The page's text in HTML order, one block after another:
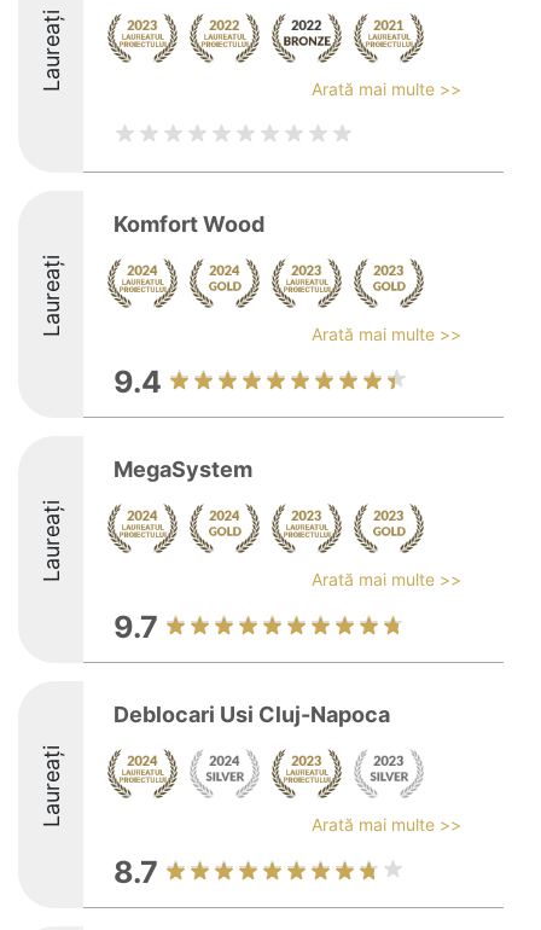
Laureați Arată mai multe >>
Laureați
Komfort Wood
Arată mai multe >>
9.4
Laureați
MegaSystem
Arată mai multe >>
9.7
Laureați
Deblocari Usi Cluj-Napoca
Arată mai multe >>
8.7